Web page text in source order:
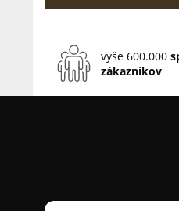
vyše 600.000
zákazníkov